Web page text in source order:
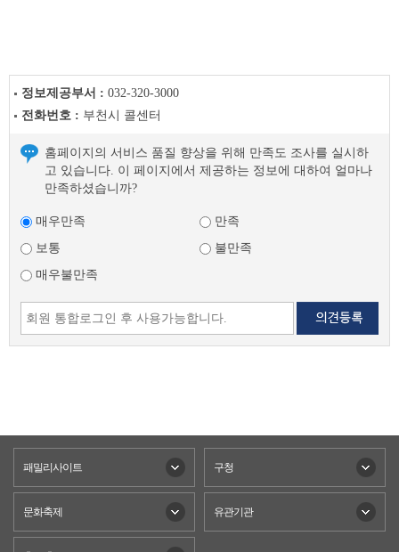
정보제공부서 : 032-320-3000
전화번호 : 부천시 콜센터
홈페이지의 서비스 품질 향상을 위해 만족도 조사를 실시하
고 있습니다. 이 페이지에서 제공하는 정보에 대하여 얼마나
만족하셨습니까?
매우만족
만족
보통
불만족
매우불만족
패밀리사이트 구청
문화축제 유관기관